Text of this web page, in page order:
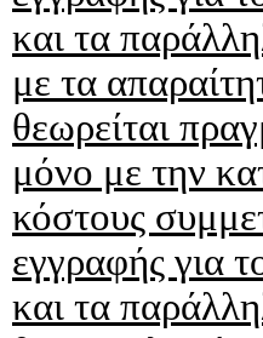
και τα
με τα
θεωρείται
μόνο με την
κόστους
εγγραφής για
και τα